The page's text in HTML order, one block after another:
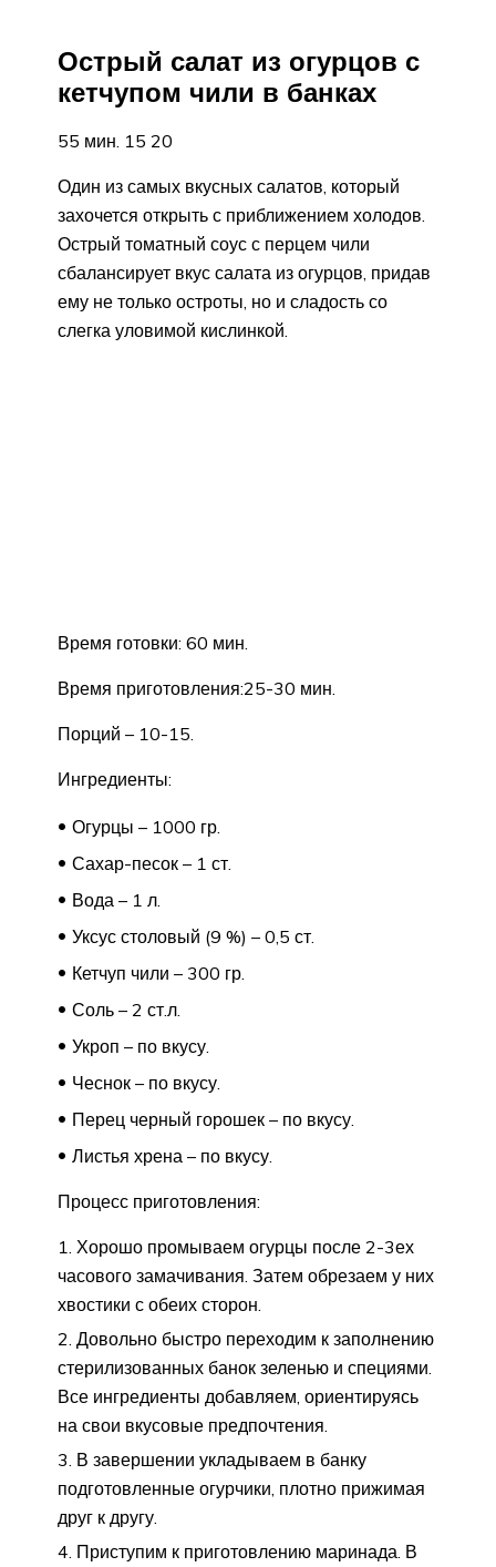
Острый салат из огурцов с
кетчупом чили в банках
55 мин. 15 20
Один из самых вкусных салатов, который
захочется открыть с приближением холодов.
Острый томатный соус с перцем чили
сбалансирует вкус салата из огурцов, придав
ему не только остроты, но и сладость со
слегка уловимой кислинкой.
Время готовки: 60 мин.
Время приготовления:25-30 мин.
Порций – 10-15.
Ингредиенты:
Огурцы – 1000 гр.
Сахар-песок – 1 ст.
Вода – 1 л.
Уксус столовый (9 %) – 0,5 ст.
Кетчуп чили – 300 гр.
Соль – 2 ст.л.
Укроп – по вкусу.
Чеснок – по вкусу.
Перец черный горошек – по вкусу.
Листья хрена – по вкусу.
Процесс приготовления:
Хорошо промываем огурцы после 2-3ех
часового замачивания. Затем обрезаем у них
хвостики с обеих сторон.
Довольно быстро переходим к заполнению
стерилизованных банок зеленью и специями.
Все ингредиенты добавляем, ориентируясь
на свои вкусовые предпочтения.
В завершении укладываем в банку
подготовленные огурчики, плотно прижимая
друг к другу.
Приступим к приготовлению маринада. В